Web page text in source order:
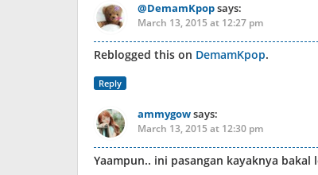
@DemamKpopsays:
March 13, 2015 at 12:27 pm
Reblogged this on DemamKpop.
Reply
ammygowsays:
March 13, 2015 at 12:30 pm
Yaampun.. ini pasangan kayaknya